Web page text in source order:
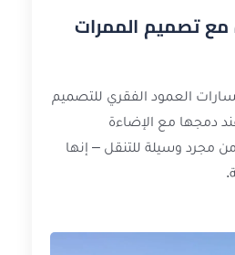
مع تصميم الممرات
العمود الفقري للتصميم
دمجها مع الإضاءة
مجرد وسيلة للتنقل – إنها